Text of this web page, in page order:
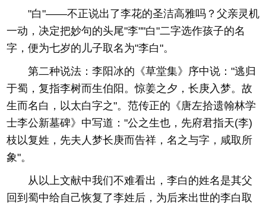
"白"——不正说出了李花的圣洁高雅吗？父亲灵机
一动，决定把妙句的头尾"李""白"二字选作孩子的名
字，便为七岁的儿子取名为"李白"。
第二种说法：李阳冰的《草堂集》序中说："逃归
于蜀，复指李树而生伯阳。惊姜之夕，长庚入梦。故
生而名白，以太白字之"。范传正的《唐左拾遗翰林学
士李公新墓碑》中写道："公之生也，先府君指天(李)
枝以复姓，先夫人梦长庚而告祥，名之与字，咸取所
象"。
从以上文献中我们不难看出，李白的姓名是其父
回到蜀中给自己恢复了李姓后，为后来出世的李白取